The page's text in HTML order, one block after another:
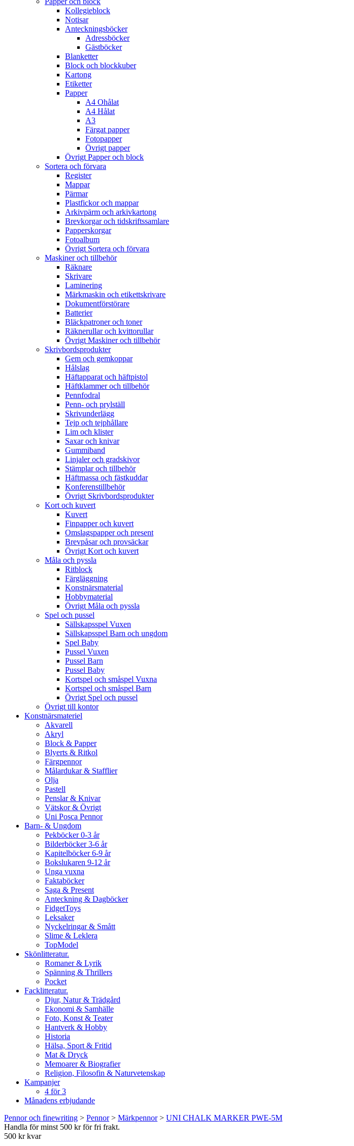
Kollegieblock
Notisar
Anteckningsböcker
Adressböcker
Gästböcker
Blanketter
Block och blockkuber
Kartong
Etiketter
Papper
A4 Ohålat
A4 Hålat
A3
Färgat papper
Fotopapper
Övrigt papper
Övrigt Papper och block
Sortera och förvara
Register
Mappar
Pärmar
Plastfickor och mappar
Arkivpärm och arkivkartong
Brevkorgar och tidskriftssamlare
Papperskorgar
Fotoalbum
Övrigt Sortera och förvara
Maskiner och tillbehör
Räknare
Skrivare
Laminering
Märkmaskin och etikettskrivare
Dokumentförstörare
Batterier
Bläckpatroner och toner
Räknerullar och kvittorullar
Övrigt Maskiner och tillbehör
Skrivbordsprodukter
Gem och gemkoppar
Hålslag
Häftapparat och häftpistol
Häftklammer och tillbehör
Pennfodral
Penn- och prylställ
Skrivunderlägg
Tejp och tejphållare
Lim och klister
Saxar och knivar
Gummiband
Linjaler och gradskivor
Stämplar och tillbehör
Häftmassa och fästkuddar
Konferenstillbehör
Övrigt Skrivbordsprodukter
Kort och kuvert
Kuvert
Finpapper och kuvert
Omslagspapper och present
Brevpåsar och provsäckar
Övrigt Kort och kuvert
Måla och pyssla
Ritblock
Färgläggning
Konstnärsmaterial
Hobbymaterial
Övrigt Måla och pyssla
Spel och pussel
Sällskapsspel Vuxen
Sällskapsspel Barn och ungdom
Spel Baby
Pussel Vuxen
Pussel Barn
Pussel Baby
Kortspel och småspel Vuxna
Kortspel och småspel Barn
Övrigt Spel och pussel
Övrigt till kontor
Konstnärsmateriel
Akvarell
Akryl
Block & Papper
Blyerts & Ritkol
Färgpennor
Målardukar & Stafflier
Olja
Pastell
Penslar & Knivar
Vätskor & Övrigt
Uni Posca Pennor
Barn- & Ungdom
Pekböcker 0-3 år
Bilderböcker 3-6 år
Kapitelböcker 6-9 år
Bokslukaren 9-12 år
Unga vuxna
Faktaböcker
Saga & Present
Anteckning & Dagböcker
FidgetToys
Leksaker
Nyckelringar & Smått
Slime & Leklera
TopModel
Skönlitteratur.
Romaner & Lyrik
Spänning & Thrillers
Pocket
Facklitteratur.
Djur, Natur & Trädgård
Ekonomi & Samhälle
Foto, Konst & Teater
Hantverk & Hobby
Historia
Hälsa, Sport & Fritid
Mat & Dryck
Memoarer & Biografier
Religion, Filosofin & Naturvetenskap
Kampanjer
4 för 3
Månadens erbjudande
Pennor och finewriting > Pennor> Märkpennor> UNI CHALK MARKER PWE-5M
Handla för minst 500 kr för fri frakt.
500 kr kvar